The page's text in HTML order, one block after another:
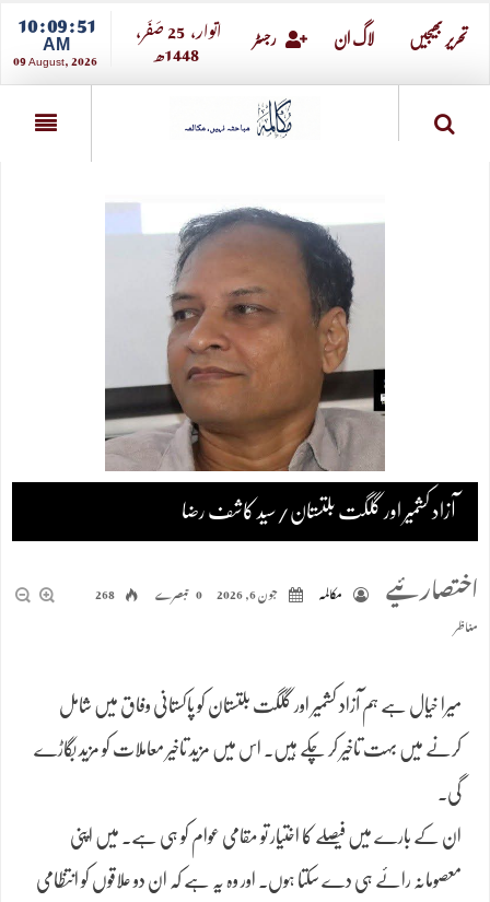
10 : 09 : 52
AM
09 August, 2026
اتوار،25صــَــفــَــر،
1448ھ تحریر بھیجیں لاگ ان رجسٹر
آزاد کشمیر اور گلگت بلتستان/سید کاشف رضا
اختصارئیے مکالمہ جون 6, 2026 0 تبصرے
268
مناظر
میرا خیال ہے ہم آزاد کشمیر اور گلگت بلتستان کو پاکستانی وفاق میں شامل
کرنے میں بہت تاخیر کر چکے ہیں۔ اس میں مزید تاخیر معاملات کو مزید بگاڑے
گی۔
ان کے بارے میں فیصلے کا اختیار تو مقامی عوام کو ہی ہے۔ میں اپنی
معصومانہ رائے ہی دے سکتا ہوں۔ اور وہ یہ ہے کہ ان دو علاقوں کو انتظامی